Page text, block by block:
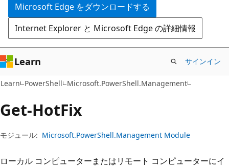
ツ
に
ス
キ
ッ
プ
ー
シ
ョ
ン
に
ス
キ
ッ
プ
Microsoft Edge をダウンロードする
Internet Explorer と Microsoft Edge の詳細情報
Learn サインイン
Learn PowerShell Microsoft.PowerShell.Management
Get-HotFix
モジュール: Microsoft.PowerShell.Management Module
ローカル コンピューターまたはリモート コンピューターにイ